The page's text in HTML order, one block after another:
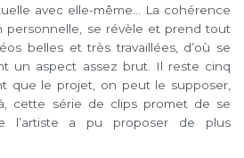
avec elle-même… La cohérence
personnelle, se révèle et prend tout
belles et très travaillées, d’où se
un aspect assez brut. Il reste cinq
que le projet, on peut le supposer,
cette série de clips promet de se
l’artiste a pu proposer de plus